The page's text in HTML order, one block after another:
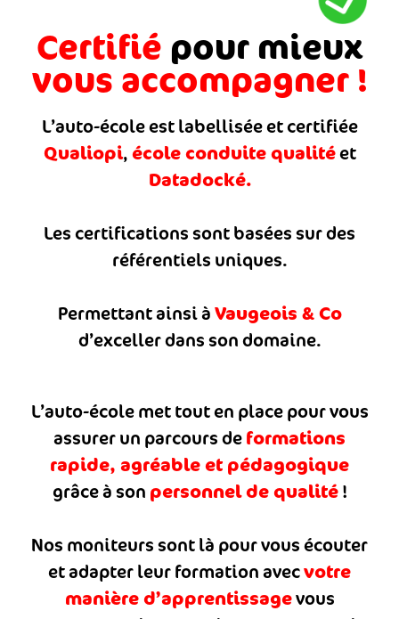
Certifié pour mieux
vous accompagner !
L’auto-école est labellisée et certifiée
Qualiopi,école conduite qualitéet
Datadocké.
Les certifications sont basées sur des
référentiels uniques.
Permettant ainsi àVaugeois & Co
d’exceller dans son domaine.
L’auto-école met tout en place pour vous
assurer un parcours deformations
rapide, agréable et pédagogique
grâce à son personnel de qualité!
Nos moniteurs sont là pour vous écouter
et adapter leur formation avecvotre
manière d’apprentissagevous